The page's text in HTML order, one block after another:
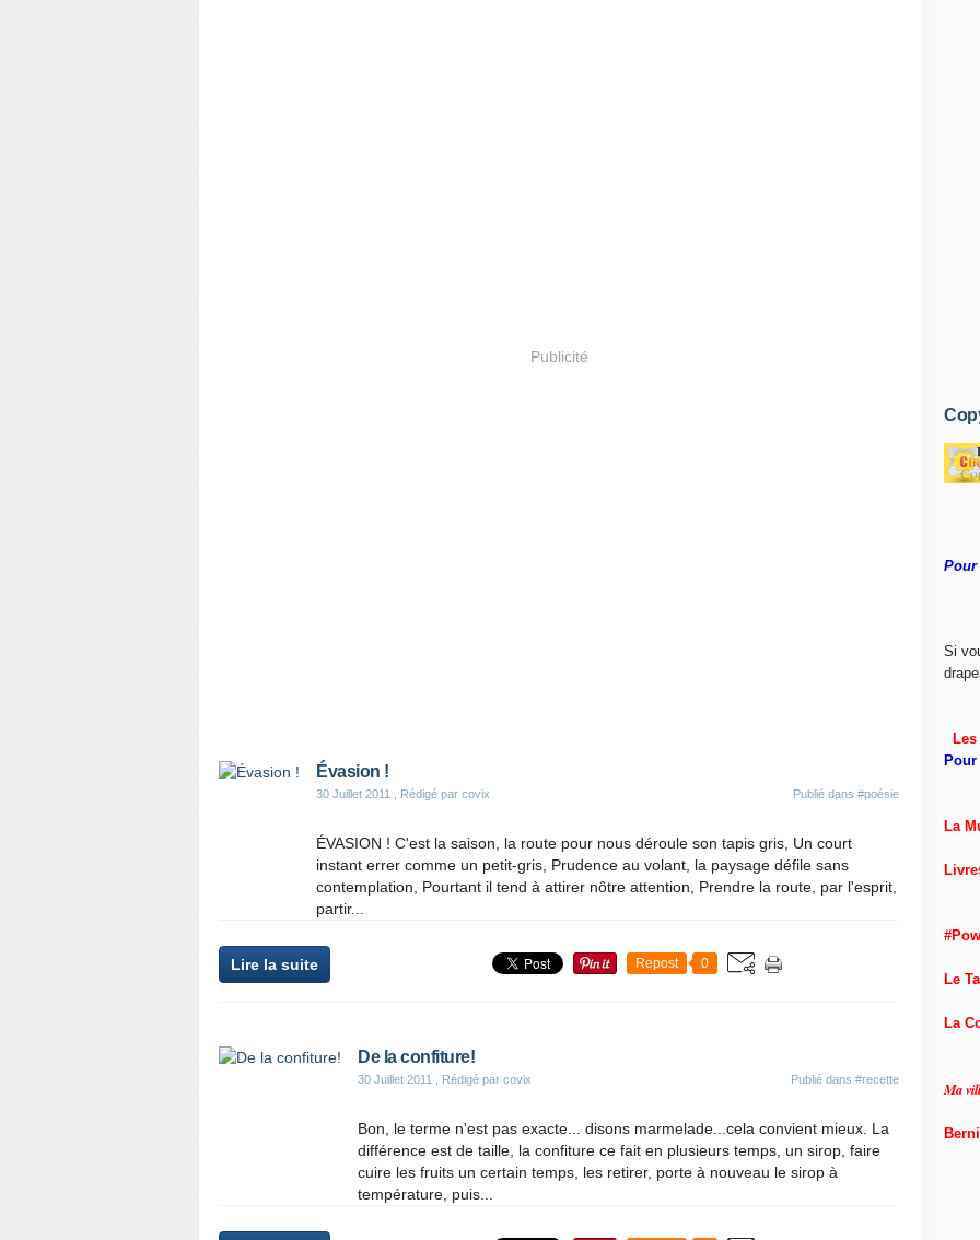
Publicité
Évasion !
30 Juillet 2011 , Rédigé par covix Publié dans #poésie
ÉVASION ! C'est la saison, la route pour nous déroule son tapis gris, Un court
instant errer comme un petit-gris, Prudence au volant, la paysage défile sans
contemplation, Pourtant il tend à attirer nôtre attention, Prendre la route, par l'esprit,
partir...
Lire la suite Repost 0
De la confiture!
30 Juillet 2011 , Rédigé par covix Publié dans #recette
Bon, le terme n'est pas exacte... disons marmelade...cela convient mieux. La
différence est de taille, la confiture ce fait en plusieurs temps, un sirop, faire
cuire les fruits un certain temps, les retirer, porte à nouveau le sirop à
température, puis...
Pour
Si
La
Le
La
Ma